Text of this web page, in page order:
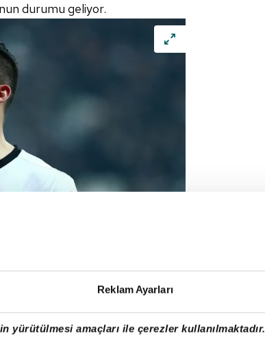
Reklam Ayarları
amaçları ile çerezler kullanılmaktadır.
durumu geliyor.